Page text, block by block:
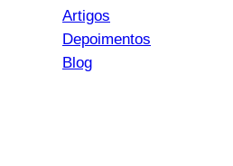
Artigos
Depoimentos
Blog